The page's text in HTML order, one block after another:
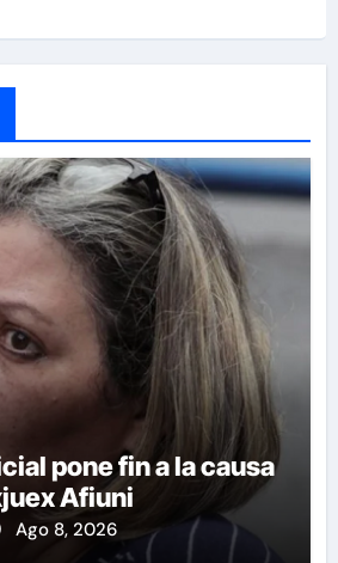
pone fin a la causa
Afiuni
Ago 8, 2026